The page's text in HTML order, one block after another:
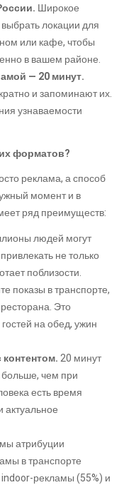
Широкое
локации для
или кафе, чтобы
в вашем районе.
— 20 минут.
и запоминают их.
узнаваемости
форматов?
реклама, а способ
момент и в
ряд преимуществ:
людей могут
не только
поблизости.
показы в транспорте,
Это
на обед, ужин
20 минут
больше, чем при
есть время
атрибуции
в транспорте
рекламы (55%) и